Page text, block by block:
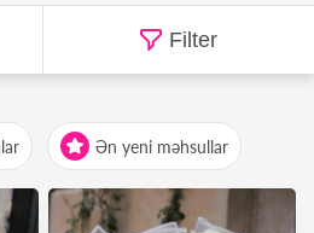
Filter
Ən yeni məhsullar